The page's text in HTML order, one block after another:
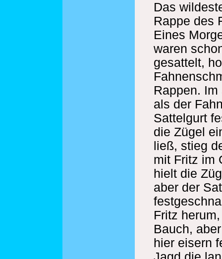
Das
Rappe des
Eines
waren
gesattelt,
Rappen.
als der
Sattelgurt
die Zügel
ließ, stieg
mit Fritz im
hielt die
aber der
Fritz
Bauch,
hier eisern